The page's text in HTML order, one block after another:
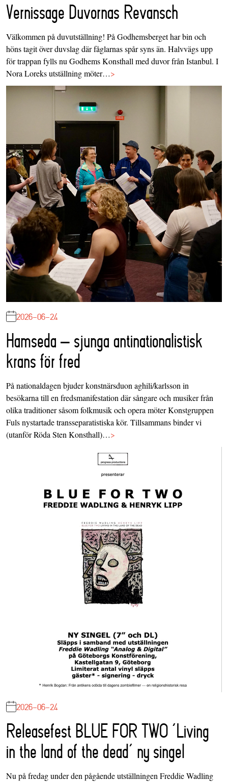
Vernissage Duvornas Revansch
Välkommen på duvutställning! På Godhemsberget har bin och
höns tagit över duvslag där fåglarnas spår syns än. Halvvägs upp
för trappan fylls nu Godhems Konsthall med duvor från Istanbul. I
Nora Loreks utställning möter…>
2026-06-24
Hamseda – sjunga antinationalistisk
krans för fred
På nationaldagen bjuder konstnärsduon aghili/karlsson in
besökarna till en fredsmanifestation där sångare och musiker från
olika traditioner såsom folkmusik och opera möter Konstgruppen
Fuls nystartade transseparatistiska kör. Tillsammans binder vi
(utanför Röda Sten Konsthall)…>
2026-06-24
Releasefest BLUE FOR TWO ‘Living
in the land of the dead’ ny singel
Nu på fredag under den pågående utställningen Freddie Wadling